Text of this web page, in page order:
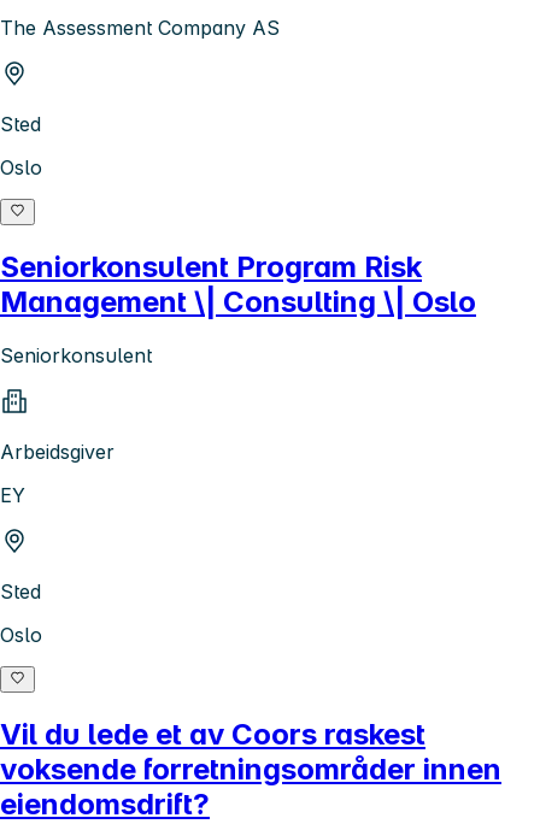
The Assessment Company AS
Sted
Oslo
Seniorkonsulent Program Risk
Management \| Consulting \| Oslo
Seniorkonsulent
Arbeidsgiver
EY
Sted
Oslo
Vil du lede et av Coors raskest
voksende forretningsområder innen
eiendomsdrift?